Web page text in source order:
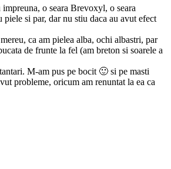
o seara Brevoxyl, o seara
si par, dar nu stiu daca au avut efect
ca am pielea alba, ochi albastri, par
de frunte la fel (am breton si soarele a
M-am pus pe bocit 🙂 si pe masti
probleme, oricum am renuntat la ea ca